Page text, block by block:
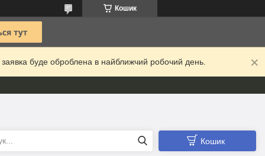
Кошик
буде оброблена в найближчий робочий день.
Кошик